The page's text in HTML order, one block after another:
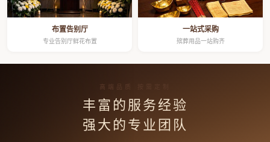
布置告别厅
专业告别厅鲜花布置
一站式采购
殡葬用品一站购齐
高端品质 按需定制
丰富的服务经验
强大的专业团队